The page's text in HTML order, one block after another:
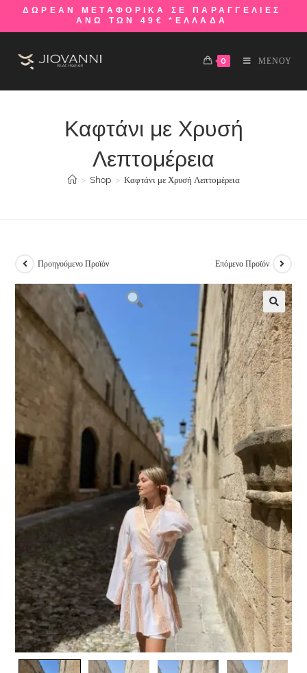
ΔΩΡΕΑΝ ΜΕΤΑΦΟΡΙΚΑ ΣΕ ΠΑΡΑΓΓΕΛΙΕΣ
ΑΝΩ ΤΩΝ 49€ *ΕΛΛΑΔΑ
0 ΜΕΝΟΥ
Καφτάνι με Χρυσή
Λεπτομέρεια
> Shop > Καφτάνι με Χρυσή Λεπτομέρεια
Προηγούμενο Προϊόν Επόμενο Προϊόν